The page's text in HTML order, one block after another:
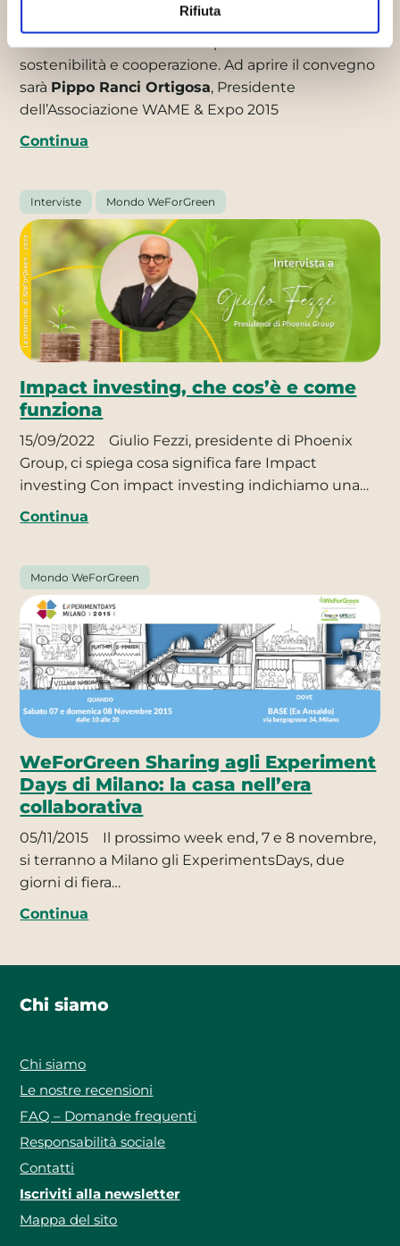
Rifiuta
Italia. Ospiti di questo importante appuntamento
sostenibilità e cooperazione. Ad aprire il convegno
sarà Pippo Ranci Ortigosa, Presidente
dell’Associazione WAME & Expo 2015
Continua
Interviste Mondo WeForGreen
Impact investing, che cos’è e come
funziona
15/09/2022
Giulio Fezzi, presidente di Phoenix
Group, ci spiega cosa significa fare Impact
investing Con impact investing indichiamo una…
Continua
Mondo WeForGreen
WeForGreen Sharing agli Experiment
Days di Milano: la casa nell’era
collaborativa
05/11/2015
Il prossimo week end, 7 e 8 novembre,
si terranno a Milano gli ExperimentsDays, due
giorni di fiera…
Continua
Chi siamo
Chi siamo
Le nostre recensioni
FAQ – Domande frequenti
Responsabilità sociale
Contatti
Iscriviti alla newsletter
Mappa del sito